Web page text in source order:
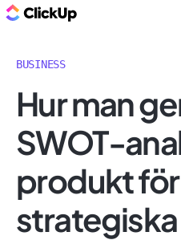
BUSINESS
Hur man
SWOT-
produkt för